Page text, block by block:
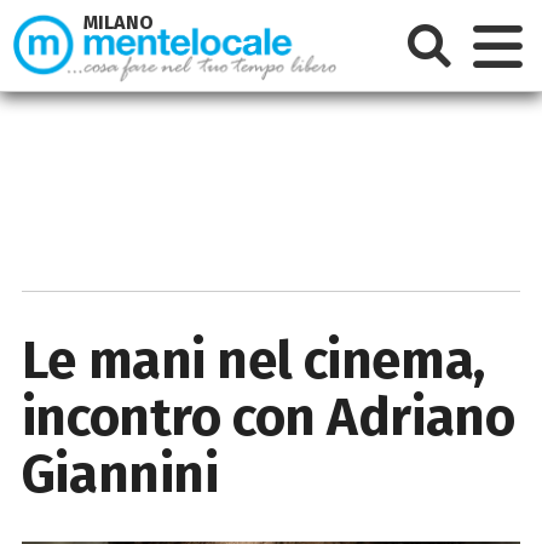
Le mani nel cinema,
incontro con Adriano
Giannini
MILANO